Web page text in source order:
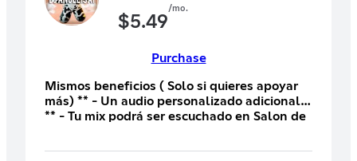
$5.49/mo.
Purchase
Mismos beneficios ( Solo si quieres apoyar
más) ** - Un audio personalizado adicional**
** - Tu mix podrá ser escuchado en Salon de